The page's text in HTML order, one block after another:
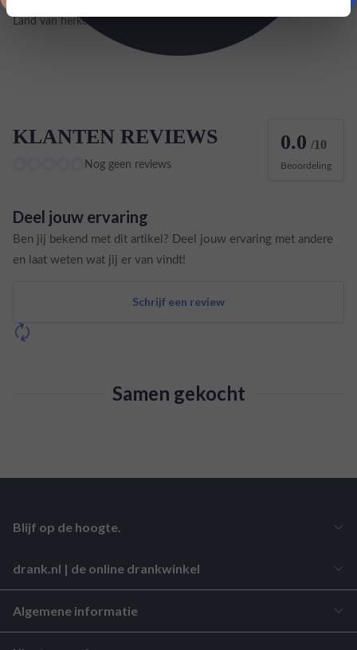
Land van herkomst Schotland
KLANTEN REVIEWS
Nog geen reviews
0.0 /10
Beoordeling
Deel jouw ervaring
Ben jij bekend met dit artikel? Deel jouw ervaring met andere
en laat weten wat jij er van vindt!
Schrijf een review
Samen gekocht
drank.nl | de online drankwinkel
Algemene informatie
Blijf op de hoogte.